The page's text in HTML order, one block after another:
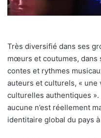
Très diversifié dans ses
mœurs et coutumes, dans
contes et rythmes
auteurs et culturels, « une
culturelles authentiques ».
aucune n’est réellement
identitaire global du pays